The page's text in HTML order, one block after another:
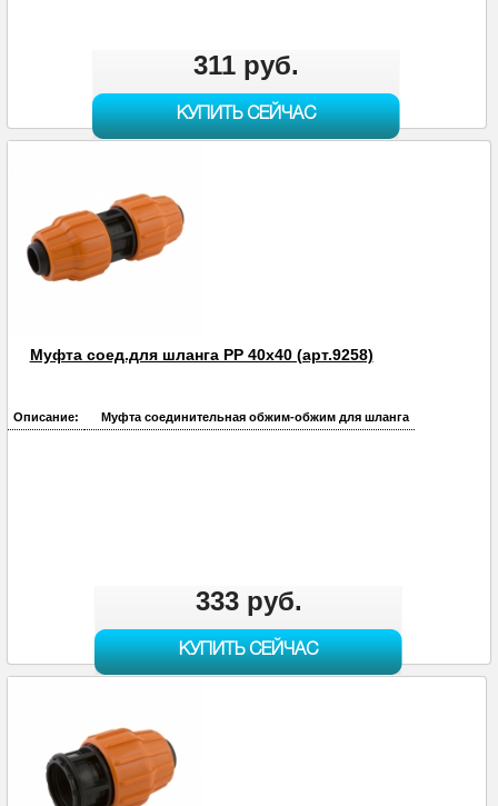
311 руб.
КУПИТЬ СЕЙЧАС
Муфта соед.для шланга PP 40х40 (арт.9258)
Описание: Муфта соединительная обжим-обжим для шланга
333 руб.
КУПИТЬ СЕЙЧАС